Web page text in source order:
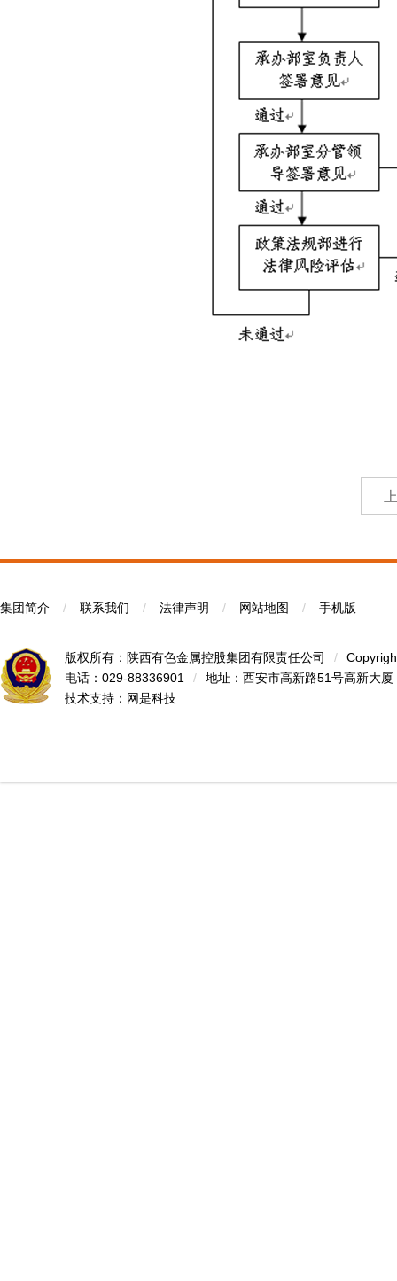
集团简介 / 联系我们 / 法律声明 / 网站地图 / 手机版
版权所有：陕西有色金属控股集团有限责任公司 /
电话：029-88336901
/
地址：西安市高新路51号高新大厦
技术支持： 网是科技